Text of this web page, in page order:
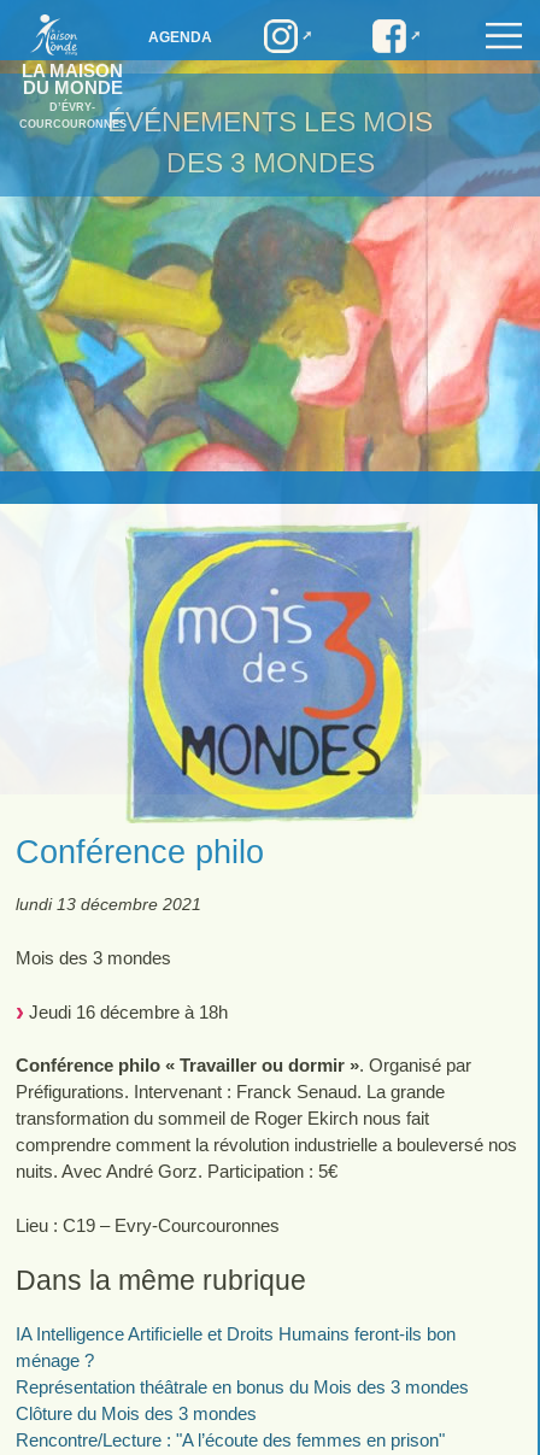
LA MAISON
DU MONDE
D’ÉVRY-
COURCOURONNES
AGENDA
ÉVÉNEMENTS LES MOIS
DES 3 MONDES
Conférence philo
lundi 13 décembre 2021
Mois des 3 mondes
Jeudi 16 décembre à 18h
Conférence philo « Travailler ou dormir ». Organisé par
Préfigurations. Intervenant : Franck Senaud. La grande
transformation du sommeil de Roger Ekirch nous fait
comprendre comment la révolution industrielle a bouleversé nos
nuits. Avec André Gorz. Participation : 5€
Lieu : C19 – Evry-Courcouronnes
Dans la même rubrique
IA Intelligence Artificielle et Droits Humains feront-ils bon
ménage ?
Représentation théâtrale en bonus du Mois des 3 mondes
Clôture du Mois des 3 mondes
Rencontre/Lecture : "A l’écoute des femmes en prison"